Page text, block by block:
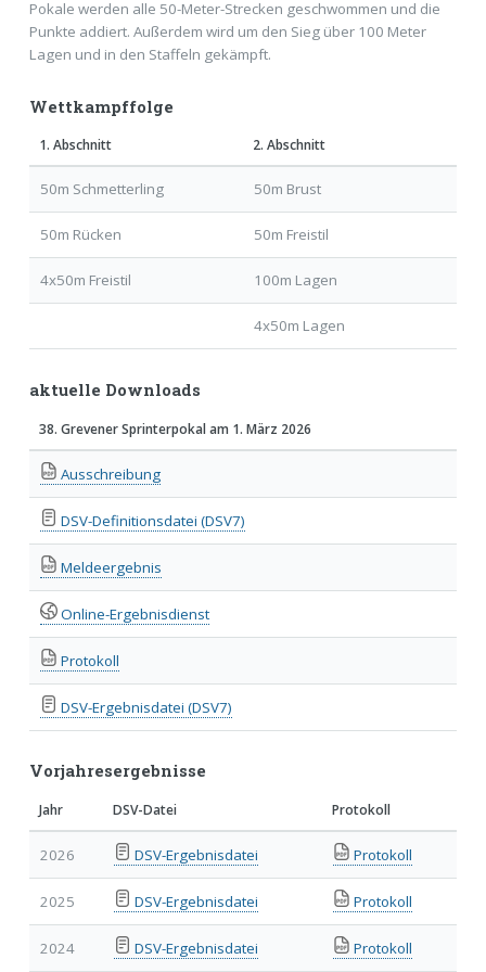
Pokale werden alle 50-Meter-Strecken geschwommen und die
Punkte addiert. Außerdem wird um den Sieg über 100 Meter
Lagen und in den Staffeln gekämpft.
Wettkampffolge
1. Abschnitt 2. Abschnitt
50m Schmetterling 50m Brust
50m Rücken 50m Freistil
4x50m Freistil 100m Lagen
4x50m Lagen
aktuelle Downloads
38. Grevener Sprinterpokal am 1. März 2026
Ausschreibung
DSV-Definitionsdatei (DSV7)
Meldeergebnis
Online-Ergebnisdienst
Protokoll
DSV-Ergebnisdatei (DSV7)
Vorjahresergebnisse
Jahr DSV-Datei Protokoll
2026 DSV-Ergebnisdatei Protokoll
2025 DSV-Ergebnisdatei Protokoll
2024 DSV-Ergebnisdatei Protokoll